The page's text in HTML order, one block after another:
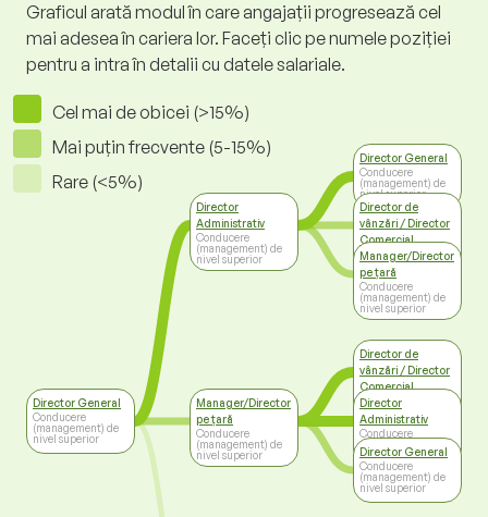
Graficul arată modul în care angajații progresează cel
mai adesea în cariera lor. Faceți clic pe numele poziției
pentru a intra în detalii cu datele salariale.
Cel mai de obicei (>15%)
Mai puțin frecvente (5-15%)
Rare (<5%)
Director General
Conducere
(management) de
nivel superior
Director
Administrativ
Conducere
(management) de
nivel superior
Manager/Director
pe țară
Conducere
(management) de
nivel superior
Director General
Conducere
(management) de
nivel superior
Director de
vânzări / Director
Comercial
Conducere
(management) de
nivel superior
Manager/Director
pe țară
Conducere
(management) de
nivel superior
Director de
vânzări / Director
Comercial
Conducere
(management) de
nivel superior
Director
Administrativ
Conducere
(management) de
nivel superior
Director General
Conducere
(management) de
nivel superior